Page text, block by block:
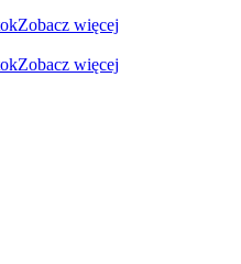
Zobacz więcej
Zobacz więcej